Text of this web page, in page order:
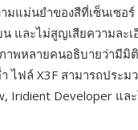
แม่นยำของสีที่เซ็นเซอ
และไม่สูญเสียความละเ
าพหลายคนอธิบายว่ามีมิ
ไฟล์ X3F สามารถประม
Iridient Developer แล